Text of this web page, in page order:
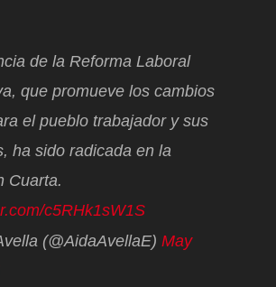
de la Reforma Laboral
que promueve los cambios
el pueblo trabajador y sus
ha sido radicada en la
Cuarta.
c5RHk1sW1S
(@AidaAvellaE)May